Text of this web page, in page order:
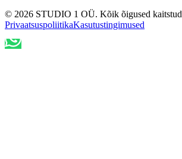
© 2026 STUDIO 1 OÜ. Kõik õigused kaitstud
PrivaatsuspoliitikaKasutustingimused